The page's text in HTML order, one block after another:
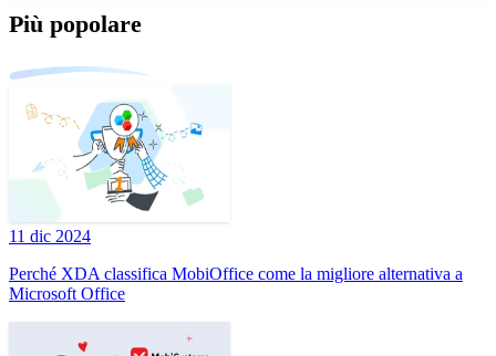
Più popolare
11 dic 2024
Perché XDA classifica MobiOffice come la migliore alternativa a
Microsoft Office